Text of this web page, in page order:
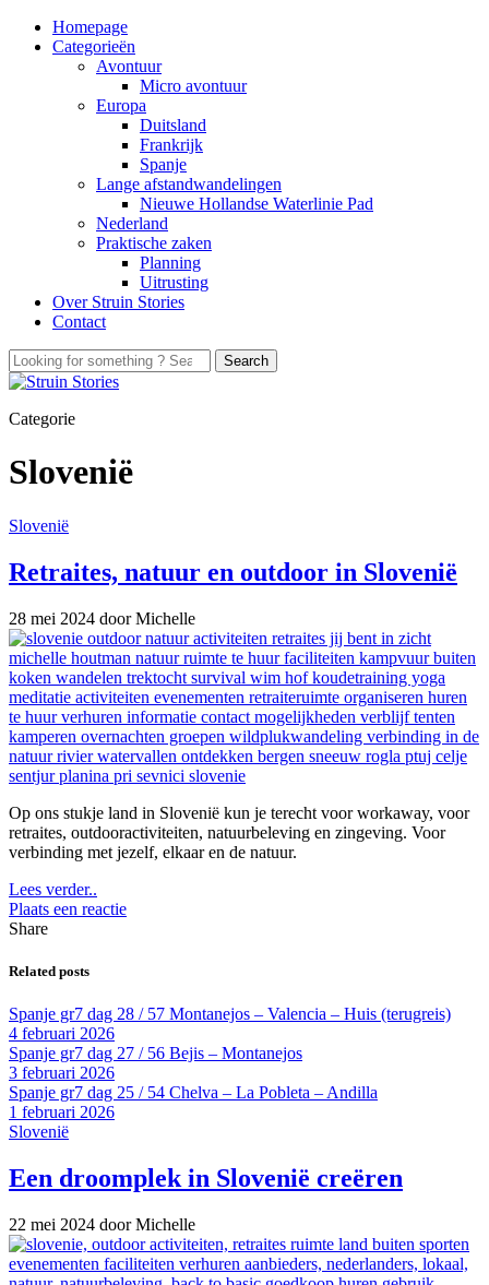
Homepage
Categorieën
Avontuur
Micro avontuur
Europa
Duitsland
Frankrijk
Spanje
Lange afstandwandelingen
Nieuwe Hollandse Waterlinie Pad
Nederland
Praktische zaken
Planning
Uitrusting
Over Struin Stories
Contact
Categorie
Slovenië
Slovenië
Retraites, natuur en outdoor in Slovenië
28 mei 2024 door Michelle
Op ons stukje land in Slovenië kun je terecht voor workaway, voor
retraites, outdooractiviteiten, natuurbeleving en zingeving. Voor
verbinding met jezelf, elkaar en de natuur.
Lees verder..
Plaats een reactie
Share
Related posts
Spanje gr7 dag 28 / 57 Montanejos – Valencia – Huis (terugreis)
4 februari 2026
Spanje gr7 dag 27 / 56 Bejis – Montanejos
3 februari 2026
Spanje gr7 dag 25 / 54 Chelva – La Pobleta – Andilla
1 februari 2026
Slovenië
Een droomplek in Slovenië creëren
22 mei 2024 door Michelle